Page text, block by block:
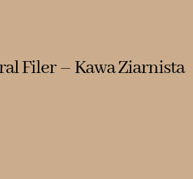
Filer – Kawa Ziarnista